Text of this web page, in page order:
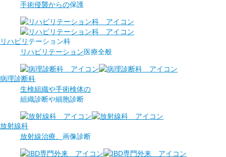
手術侵襲からの保護
リハビリ テーション科
リハビリテーション医療全般
病理診断科
生検組織や手術検体の
組織診断や細胞診断
放射線科
放射線治療、 画像診断